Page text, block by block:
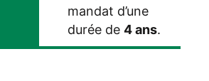
mandat d’une
durée de4 ans.